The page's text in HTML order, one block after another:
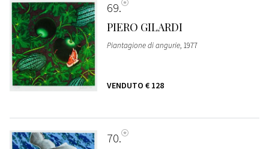
69
PIERO GILARDI
Piantagione di angurie, 1977
VENDUTO € 128
70